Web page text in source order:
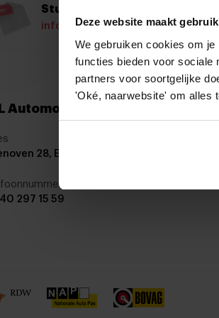
Deze website maakt
We gebruiken cookies om
functies bieden voor sociale
partners voor soortgelijke
'Oké, naarwebsite' om alles
Stuur ons een mail
info@sdlautomotive.nl
Automotive
28, Eindhoven
297 15 59